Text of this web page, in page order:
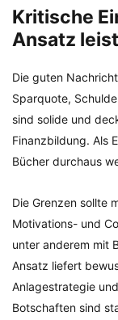
Kritische
Ansatz
Die guten
Sparquote,
sind solide und
Finanzbildung. Als
Bücher durchaus
Die Grenzen sollte
Motivations- und
unter anderem mit
Ansatz liefert
Anlagestrategie
Botschaften sind